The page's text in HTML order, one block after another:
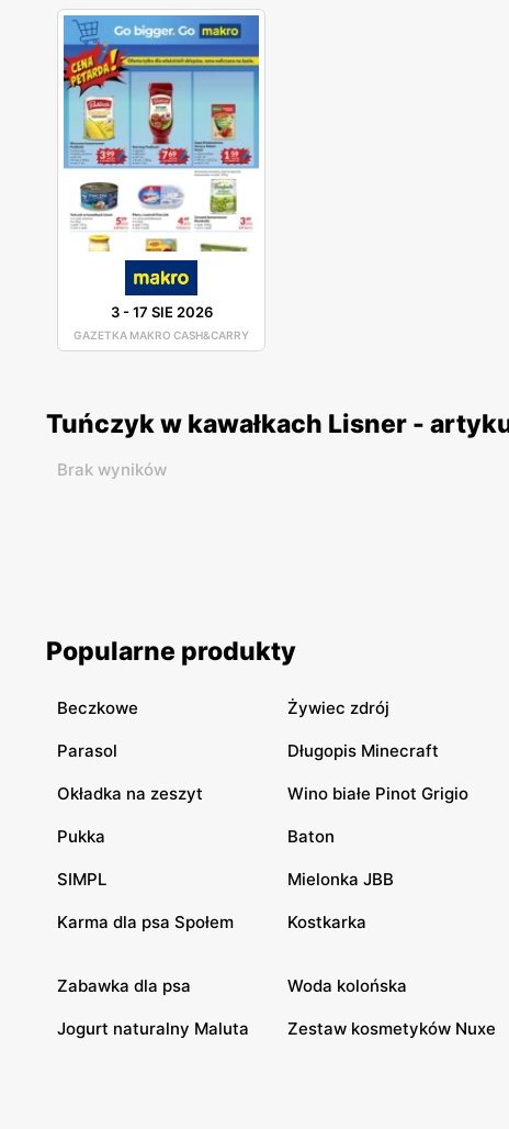
3-17 SIE 2026
GAZETKA MAKRO CASH&CARRY
Tuńczyk w kawałkach Lisner -
Brak wyników
Popularne produkty
Beczkowe Żywiec zdrój
Parasol Długopis Minecraft
Okładka na zeszyt Wino białe Pinot Grigio
Pukka Baton
SIMPL Mielonka JBB
Karma dla psa Społem Kostkarka
Zabawka dla psa Woda kolońska
Jogurt naturalny Maluta Zestaw kosmetyków Nuxe